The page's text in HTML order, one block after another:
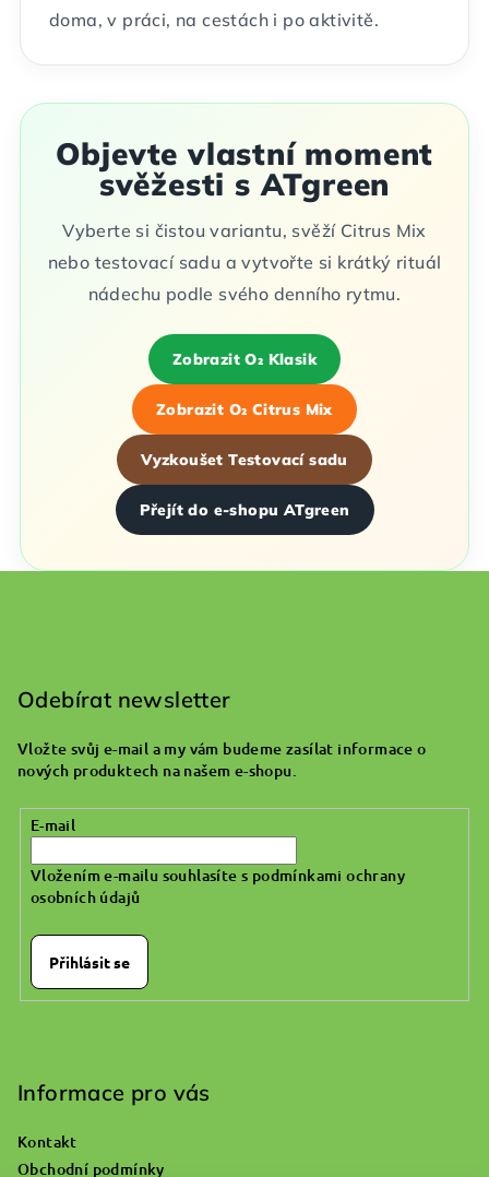
doma, v práci, na cestách i po aktivitě.
Objevte vlastní moment
svěžesti s ATgreen
Vyberte si čistou variantu, svěží Citrus Mix
nebo testovací sadu a vytvořte si krátký rituál
nádechu podle svého denního rytmu.
Zobrazit O₂ Klasik
Zobrazit O₂ Citrus Mix
Vyzkoušet Testovací sadu
Přejít do e-shopu ATgreen
Odebírat newsletter
Vložte svůj e-mail a my vám budeme zasílat informace o
nových produktech na našem e-shopu.
E-mail
Vložením e-mailu souhlasíte s podmínkami ochrany
osobních údajů
Přihlásit se
Informace pro vás
Kontakt
Obchodní podmínky